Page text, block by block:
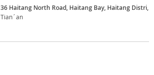
36 Haitang North Road, Haitang Bay, Haitang Distri,
Tian´an